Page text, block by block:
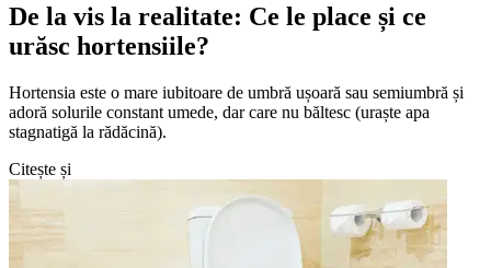
De la vis la realitate: Ce le place și ce
urăsc hortensiile?
Hortensia este o mare iubitoare de umbră ușoară sau semiumbră și
adoră solurile constant umede, dar care nu băltesc (uraște apa
stagnatigă la rădăcină).
Citește și